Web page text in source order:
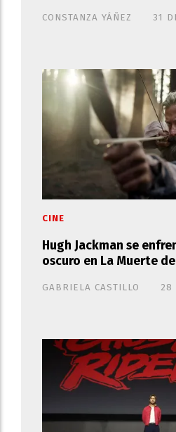
CONSTANZA YÁÑEZ 31
Hugh Jackman se
oscuro en La Muerte
GABRIELA CASTILLO
CINE
28